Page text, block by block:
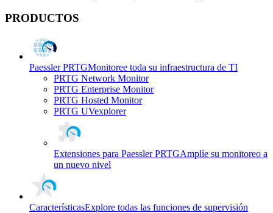
PRODUCTOS
Paessler PRTGMonitoree toda su infraestructura de TI
PRTG Network Monitor
PRTG Enterprise Monitor
PRTG Hosted Monitor
PRTG UVexplorer
Extensiones para Paessler PRTGAmplíe su monitoreo a
un nuevo nivel
CaracterísticasExplore todas las funciones de supervisión